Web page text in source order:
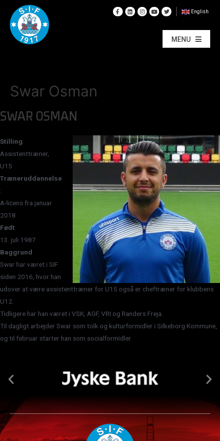
English
MENU
Swar Osman
SWAR OSMAN
Stilling:
Assistenttræner,
U15
Træneruddannelse
:
A-licens fra januar
2018
Født:
13. juli 1987
Baggrund
Swar har været i SIF
siden 2016, hvor han
udover at være assistenttræner for U15 også er cheftræner for klubbens
U12.
Tidligere har han været i VSK, AGF, VRI og Randers Freja.
Til dagligt arbejder Swar som tolk og kulturformidler i Silkeborg Kommune,
og til februar starter han som socialformidler.